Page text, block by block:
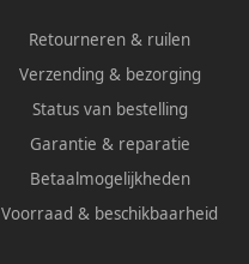
Retourneren & ruilen
Verzending & bezorging
Status van bestelling
Garantie & reparatie
Betaalmogelijkheden
Voorraad & beschikbaarheid